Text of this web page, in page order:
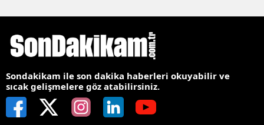
Sondakikam ile son dakika haberleri okuyabilir ve
sıcak gelişmelere göz atabilirsiniz.